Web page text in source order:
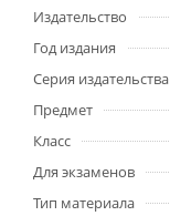
Издательство
Год издания
Серия издательства
Предмет
Класс
Для экзаменов
Тип материала